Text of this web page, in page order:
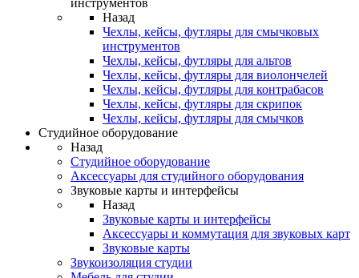
инструментов
Назад
Чехлы, кейсы, футляры для смычковых
инструментов
Чехлы, кейсы, футляры для альтов
Чехлы, кейсы, футляры для виолончелей
Чехлы, кейсы, футляры для контрабасов
Чехлы, кейсы, футляры для скрипок
Чехлы, кейсы, футляры для смычков
Студийное оборудование
Назад
Студийное оборудование
Аксессуары для студийного оборудования
Звуковые карты и интерфейсы
Назад
Звуковые карты и интерфейсы
Аксессуары и коммутация для звуковых карт
Звуковые карты
Звукоизоляция студии